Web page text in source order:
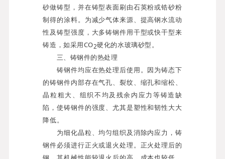
砂做铸型，并在铸型表面刷由石英粉或锆砂粉
制得的涂料。为减少气体来源、提高钢水流动
性及铸型强度，大多铸钢件用干型或快干型来
铸造，如采用CO2硬化的水玻璃砂型。
三、铸钢件的热处理
铸钢件均应在热处理后使用。因为铸态下
的铸钢件内部存在气孔、裂纹、缩孔和缩松、
晶粒粗大、组织不均及残余内应力等铸造缺
陷，使铸钢件的强度、尤其是塑性和韧性大大
降低。
为细化晶粒、均匀组织及消除内应力，铸
钢件必须进行正火或退火处理。正火处理后的